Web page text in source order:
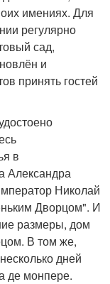
имениях. Для
регулярно
сад,
и
принять гостей
в
Александра
Николай
Дворцом". И
размеры, дом
В том же,
дней
де монпере.